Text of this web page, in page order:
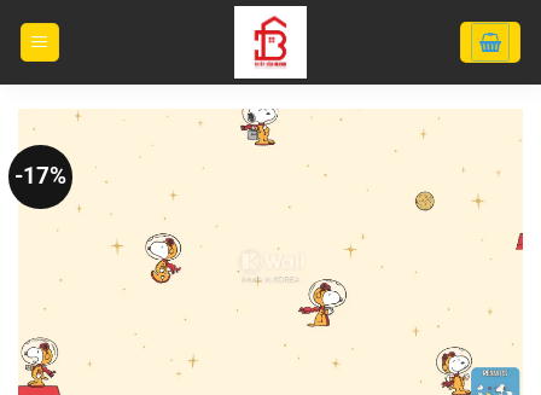
dung
-17%